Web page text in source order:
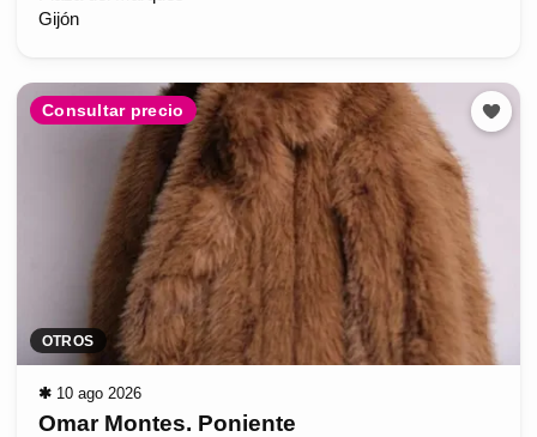
Gijón
Consultar precio
OTROS
✱ 10 ago 2026
Omar Montes. Poniente